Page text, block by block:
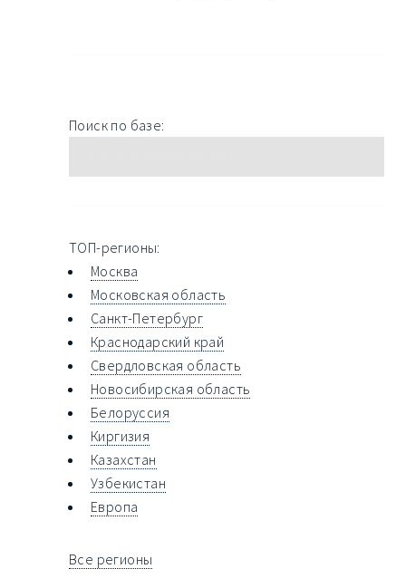
Поиск по базе:
ТОП-регионы:
Москва
Московская область
Санкт-Петербург
Краснодарский край
Свердловская область
Новосибирская область
Белоруссия
Киргизия
Казахстан
Узбекистан
Европа
Все регионы